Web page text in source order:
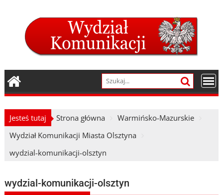
Jesteś tutaj Strona główna
Warmińsko-Mazurskie
Wydział Komunikacji Miasta Olsztyna
wydzial-komunikacji-olsztyn
wydzial-komunikacji-olsztyn